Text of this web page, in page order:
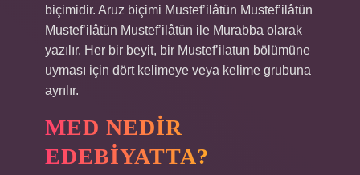
biçimidir. Aruz biçimi Mustef’ilâtün Mustef’ilâtün
Mustef’ilâtün Mustef’ilâtün ile Murabba olarak
yazılır. Her bir beyit, bir Mustef’ilatun bölümüne
uyması için dört kelimeye veya kelime grubuna
ayrılır.
MED NEDIR
EDEBIYATTA?